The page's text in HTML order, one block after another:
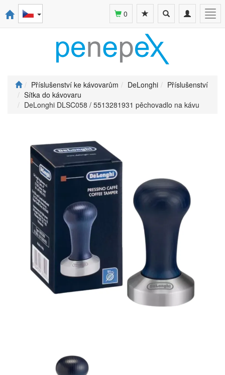
Toggle
navigation
Toggle
search
0
Příslušenství ke kávovarům DeLonghi
Příslušenství
Sítka do kávovaru
DeLonghi DLSC058 / 5513281931 pěchovadlo na kávu